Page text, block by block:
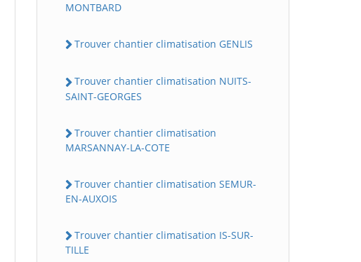
MONTBARD
Trouver chantier climatisation GENLIS
Trouver chantier climatisation NUITS-
SAINT-GEORGES
Trouver chantier climatisation
MARSANNAY-LA-COTE
Trouver chantier climatisation SEMUR-
EN-AUXOIS
Trouver chantier climatisation IS-SUR-
TILLE